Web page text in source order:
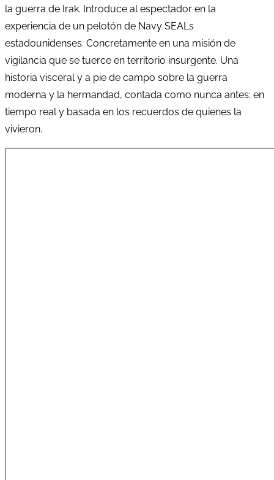
la guerra de Irak. Introduce al espectador en la
experiencia de un pelotón de Navy SEALs
estadounidenses. Concretamente en una misión de
vigilancia que se tuerce en territorio insurgente. Una
historia visceral y a pie de campo sobre la guerra
moderna y la hermandad, contada como nunca antes: en
tiempo real y basada en los recuerdos de quienes la
vivieron.